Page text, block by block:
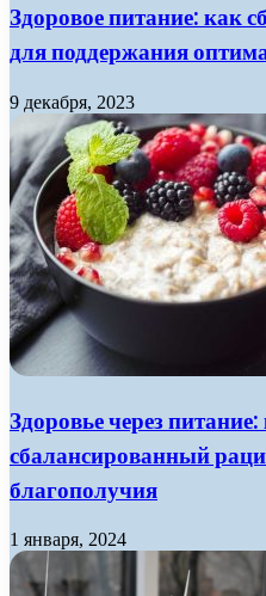
Здоровое питание: как
для поддержания
9 декабря, 2023
Здоровье через
сбалансированный
благополучия
1 января, 2024